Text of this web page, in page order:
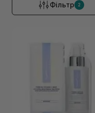
Фільтр 2